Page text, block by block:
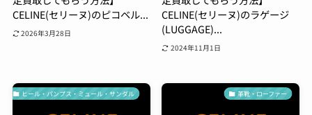
CELINE(セリーヌ)のピコベル...
2026年3月28日
CELINE(セリーヌ)のラゲージ
(LUGGAGE)...
2024年11月1日
ヒール・パンプス・ミュール・サンダル 革靴・ローファー